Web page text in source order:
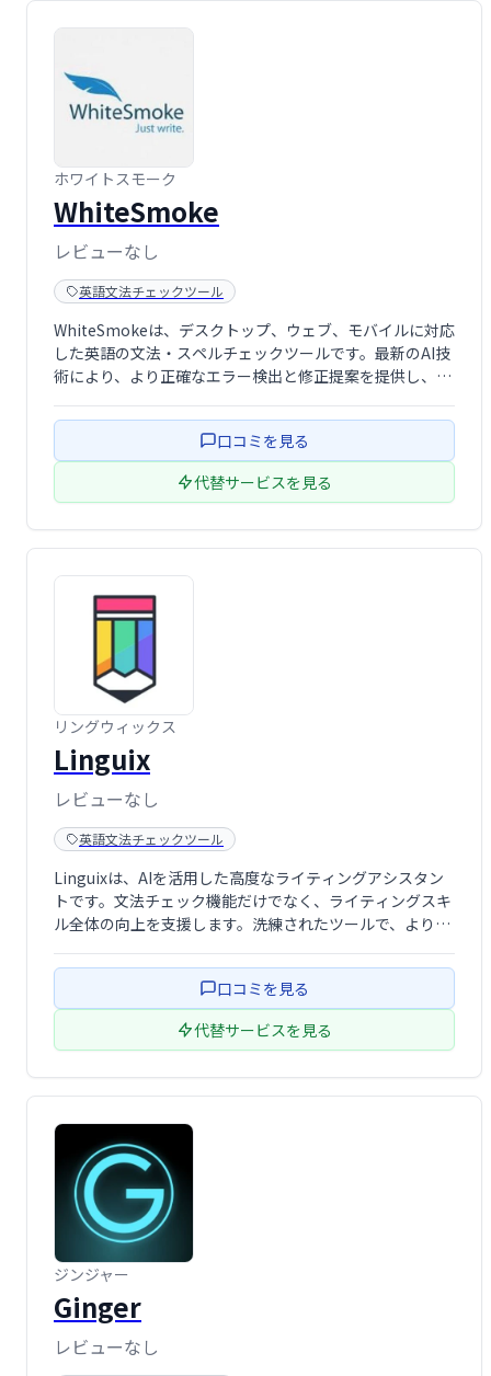
ホワイトスモーク
WhiteSmoke
レビューなし
英語文法チェックツール
WhiteSmokeは、デスクトップ、ウェブ、モバイルに対応
した英語の文法・スペルチェックツールです。最新のAI技
術により、より正確なエラー検出と修正提案を提供し、文
上しており、効率的な文章作成を実現します。
口コミを見る
代替サービスを見る
リングウィックス
Linguix
レビューなし
英語文法チェックツール
Linguixは、AIを活用した高度なライティングアシスタン
トです。文法チェック機能だけでなく、ライティングスキ
ル全体の向上を支援します。洗練されたツールで、より正
口コミを見る
代替サービスを見る
ジンジャー
Ginger
レビューなし